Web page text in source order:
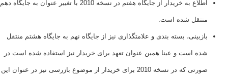
اطلاع به خریدار از جایگاه هفتم در نسخه 2010 با تغییر عنوان به جایگاه دهم
شده است.
بسته بندی و علامتگذاری نیز از جایگاه نهم به جایگاه هشتم منتقل
است و عینا همین عنوان تعهد برای خریدار نیز استفاده شده است در
صورتی که در نسخه 2010 برای خریدار از موضوع بازرسی نیز در عنوان این